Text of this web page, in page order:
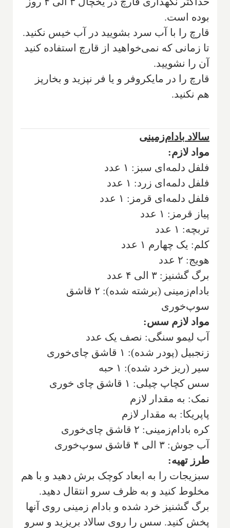
بوده است.
قارچ را با آب سرد بشویید در آب خیس نکنید.
تا زمانی که نمیخواهید از قارچ استفاده کنید
آن را نشویید.
قارچ را در مایکروفر و یا فر نپزید و بخارپز
هم نکنید.
سالاد بادام‌زمینی
مواد لازم:
فلفل دلمه‌ای سبز: ۱ عدد
فلفل دلمه‌ای زرد: ۱ عدد
فلفل دلمه‌ای قرمز: ۱ عدد
پیاز قرمز: ۱ عدد
تربچه: ۱ عدد
کلم: یک چهارم ۱ عدد
هویج: ۲ عدد
برگ گشنیز: ۳ الی ۴ عدد
بادام‌زمینی (برشته شده): ۲ قاشق
سوپ‌خوری
مواد لازم سس:
آب لیمو سنگی: نصف یک عدد
زنجبیل (پودر شده): ۱ قاشق چای‌خوری
سیر (ریز خرد شده): ۱ حبه
سس کچاپ چیلی: ۱ قاشق چای خوری
نمک: به مقدار لازم
پاپریکا: به مقدار لازم
کره بادام‌زمینی: ۲ قاشق چای‌خوری
آب جوش: ۳ الی ۴ قاشق سوپ‌خوری
طرز تهیه:
سبزیجات را به ابعاد کوچک برش دهید و با هم
مخلوط کنید و به ظرف سرو انتقال دهید.
برگ گشنیز خرد شده و بادام زمینی روی آنها
پخش کنید. سس را روی سالاد بریزید و سرو